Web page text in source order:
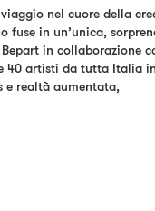
nel cuore della
fuse in un’unica,
in collaborazione
40 artisti da tutta Italia
e realtà aumentata,